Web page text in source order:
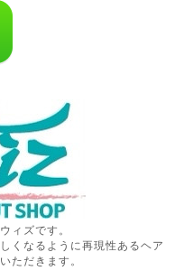
ィズです。
くなるように再現性あるヘア
ただきます。